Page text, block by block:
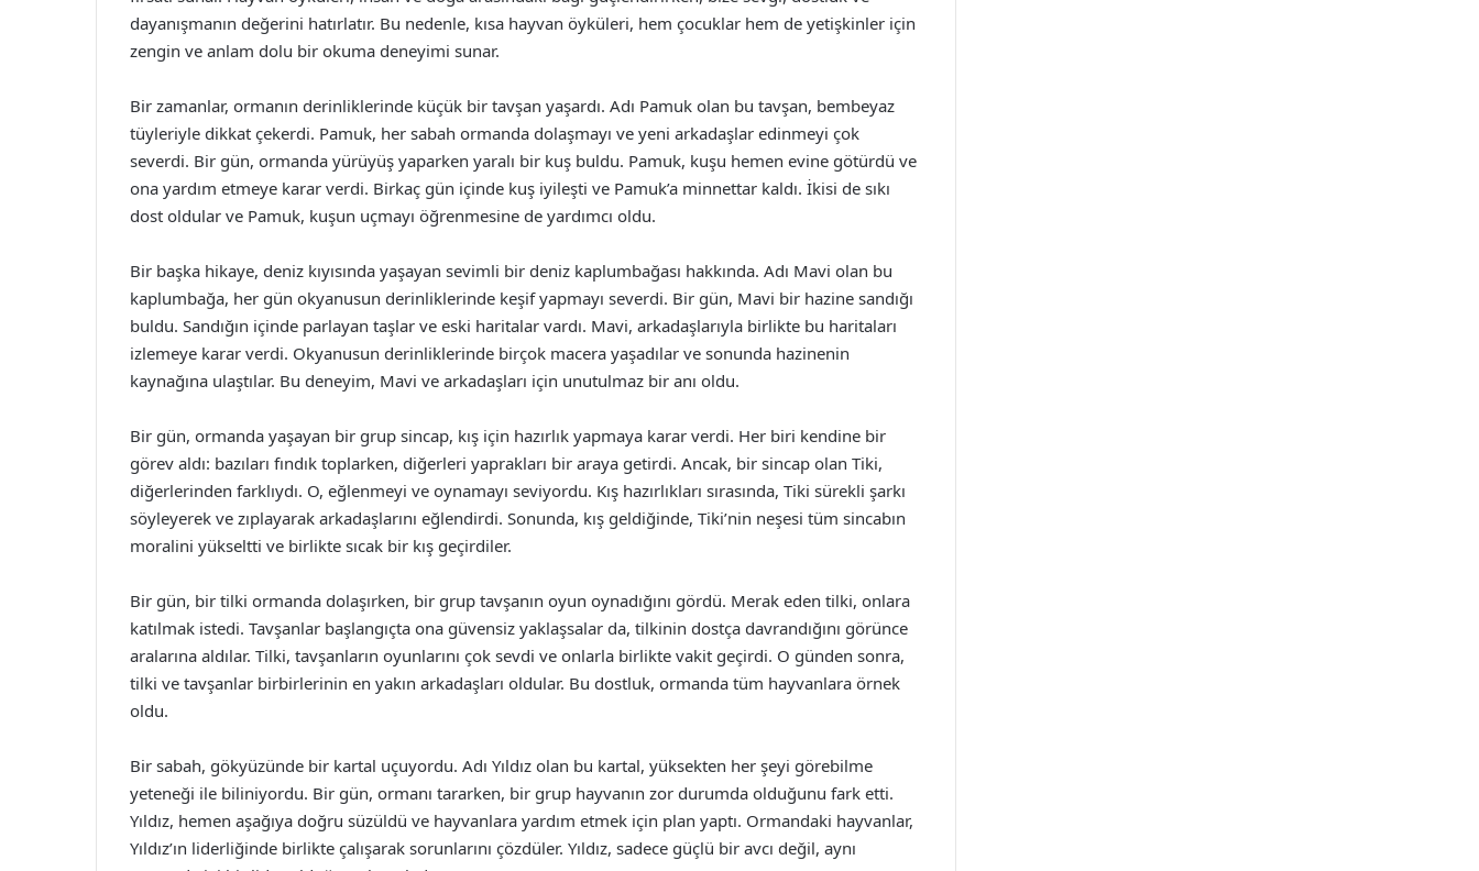
dayanışmanın değerini hatırlatır. Bu nedenle, kısa hayvan öyküleri, hem çocuklar hem de yetişkinler için
zengin ve anlam dolu bir okuma deneyimi sunar.
Bir zamanlar, ormanın derinliklerinde küçük bir tavşan yaşardı. Adı Pamuk olan bu tavşan, bembeyaz
tüyleriyle dikkat çekerdi. Pamuk, her sabah ormanda dolaşmayı ve yeni arkadaşlar edinmeyi çok
severdi. Bir gün, ormanda yürüyüş yaparken yaralı bir kuş buldu. Pamuk, kuşu hemen evine götürdü ve
ona yardım etmeye karar verdi. Birkaç gün içinde kuş iyileşti ve Pamuk’a minnettar kaldı. İkisi de sıkı
dost oldular ve Pamuk, kuşun uçmayı öğrenmesine de yardımcı oldu.
Bir başka hikaye, deniz kıyısında yaşayan sevimli bir deniz kaplumbağası hakkında. Adı Mavi olan bu
kaplumbağa, her gün okyanusun derinliklerinde keşif yapmayı severdi. Bir gün, Mavi bir hazine sandığı
buldu. Sandığın içinde parlayan taşlar ve eski haritalar vardı. Mavi, arkadaşlarıyla birlikte bu haritaları
izlemeye karar verdi. Okyanusun derinliklerinde birçok macera yaşadılar ve sonunda hazinenin
kaynağına ulaştılar. Bu deneyim, Mavi ve arkadaşları için unutulmaz bir anı oldu.
Bir gün, ormanda yaşayan bir grup sincap, kış için hazırlık yapmaya karar verdi. Her biri kendine bir
görev aldı: bazıları fındık toplarken, diğerleri yaprakları bir araya getirdi. Ancak, bir sincap olan Tiki,
diğerlerinden farklıydı. O, eğlenmeyi ve oynamayı seviyordu. Kış hazırlıkları sırasında, Tiki sürekli şarkı
söyleyerek ve zıplayarak arkadaşlarını eğlendirdi. Sonunda, kış geldiğinde, Tiki’nin neşesi tüm sincabın
moralini yükseltti ve birlikte sıcak bir kış geçirdiler.
Bir gün, bir tilki ormanda dolaşırken, bir grup tavşanın oyun oynadığını gördü. Merak eden tilki, onlara
katılmak istedi. Tavşanlar başlangıçta ona güvensiz yaklaşsalar da, tilkinin dostça davrandığını görünce
aralarına aldılar. Tilki, tavşanların oyunlarını çok sevdi ve onlarla birlikte vakit geçirdi. O günden sonra,
tilki ve tavşanlar birbirlerinin en yakın arkadaşları oldular. Bu dostluk, ormanda tüm hayvanlara örnek
oldu.
Bir sabah, gökyüzünde bir kartal uçuyordu. Adı Yıldız olan bu kartal, yüksekten her şeyi görebilme
yeteneği ile biliniyordu. Bir gün, ormanı tararken, bir grup hayvanın zor durumda olduğunu fark etti.
Yıldız, hemen aşağıya doğru süzüldü ve hayvanlara yardım etmek için plan yaptı. Ormandaki hayvanlar,
Yıldız’ın liderliğinde birlikte çalışarak sorunlarını çözdüler. Yıldız, sadece güçlü bir avcı değil, aynı